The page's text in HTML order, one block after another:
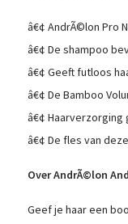
â€¢ AndrÃ©lon Pro
â€¢ De shampoo
â€¢ Geeft futloos
â€¢ De Bamboo
â€¢ Haarverzorging
â€¢ De fles van
Over AndrÃ©lon
Geef je haar een